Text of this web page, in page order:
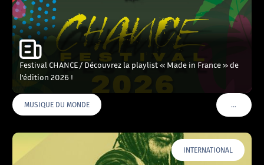
Festival CHANCE / Découvrez la playlist « Made in France » de
l’édition 2026 !
MUSIQUE DU MONDE …VOIR
INTERNATIONAL